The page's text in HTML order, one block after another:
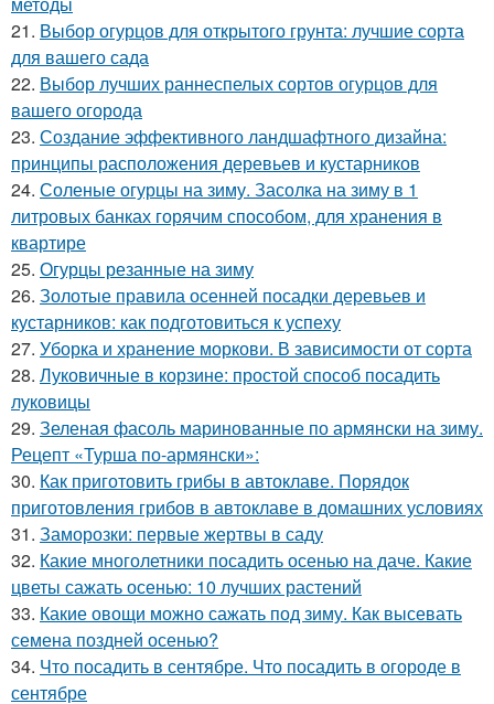
21. Выбор огурцов для открытого грунта: лучшие сорта
для вашего сада
22. Выбор лучших раннеспелых сортов огурцов для
вашего огорода
23. Создание эффективного ландшафтного дизайна:
принципы расположения деревьев и кустарников
24. Соленые огурцы на зиму. Засолка на зиму в 1
литровых банках горячим способом, для хранения в
квартире
25. Огурцы резанные на зиму
26. Золотые правила осенней посадки деревьев и
кустарников: как подготовиться к успеху
27. Уборка и хранение моркови. В зависимости от сорта
28. Луковичные в корзине: простой способ посадить
луковицы
29. Зеленая фасоль маринованные по армянски на зиму.
Рецепт «Турша по-армянски»:
30. Как приготовить грибы в автоклаве. Порядок
приготовления грибов в автоклаве в домашних условиях
31. Заморозки: первые жертвы в саду
32. Какие многолетники посадить осенью на даче. Какие
цветы сажать осенью: 10 лучших растений
33. Какие овощи можно сажать под зиму. Как высевать
семена поздней осенью?
34. Что посадить в сентябре. Что посадить в огороде в
сентябре